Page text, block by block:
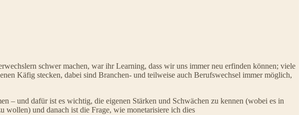
schwer machen, war ihr Learning, dass wir uns immer neu erfinden können; viele
Käfig stecken, dabei sind Branchen- und teilweise auch Berufswechsel immer möglich,
– und dafür ist es wichtig, die eigenen Stärken und Schwächen zu kennen (wobei es in
wollen) und danach ist die Frage, wie monetarisiere ich dies